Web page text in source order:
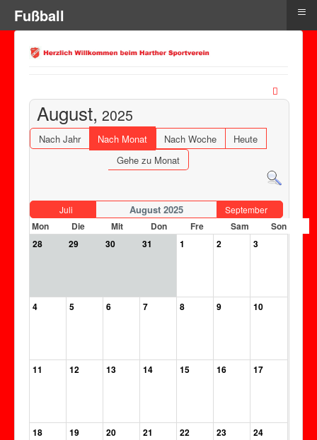
August, 2025
Nach Jahr Nach Monat Nach Woche
Heute
Gehe zu Monat
Juli August 2025 September
Mon Die Mit Don Fre Sam
Son
28
29 30 31 1 2 3
4 5 6 7 8 9 10
11 12 13 14 15 16 17
18 19 20 21 22 23 24
Fußball ≡